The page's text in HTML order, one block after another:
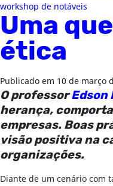
workshop de notáveis
Uma
ética
Publicado em 10 de março
O professorEdson
herança,
empresas. Boas
visão positiva na
organizações.
Diante de um cenário com